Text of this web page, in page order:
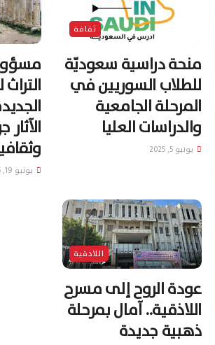
ثقافة
منحة دراسية سعوديّة
للطلاب السوريين في
المرحلة الجامعية
والدراسات العليا
يونيو 5, 2025
التراث
يونيو 19, 2025
اللاذقية
عودة الروح إلى مسرح
اللاذقية.. آمال بمرحلة
ذهبية جديدة